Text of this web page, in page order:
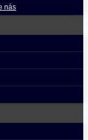
nás